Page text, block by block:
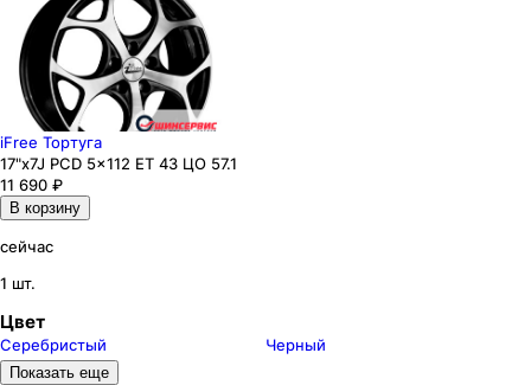
iFree Тортуга
17"x7J PCD 5x112 ЕТ 43 ЦО 57.1
11 690 ₽
В корзину
сейчас
1 шт.
Цвет
Серебристый Черный
Модели дисков iFree
Показать еще